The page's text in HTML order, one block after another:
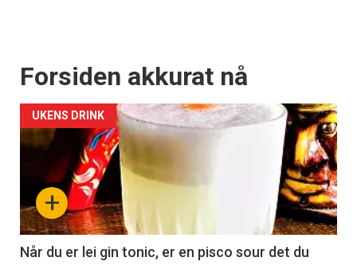
Forsiden akkurat nå
+
UKENS DRINK
Når du er lei gin tonic, er en pisco sour det du